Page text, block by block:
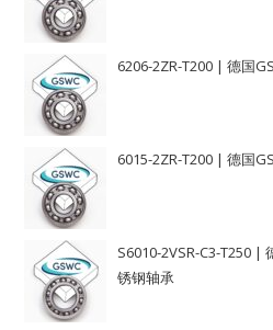
6206-2ZR-T200 | 德国
6015-2ZR-T200 | 德国
S6010-2VSR-C3-T250 |
锈钢轴承